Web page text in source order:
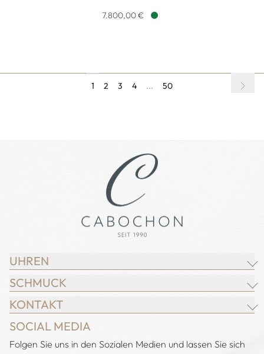
7.800,00 €
1 2 3 4 ... 50
UHREN
BREITLING
CHOPARD
IWC SCHAFFHAUSEN
JACOB & CO.
SCHMUCK
JUWELIER CABOCHON
CHOPARD
DEMEGLIO
KONTAKT
Adresse:
Juwelier Cabochon
SOCIAL MEDIA
Folgen Sie uns in den Sozialen Medien und lassen Sie sich